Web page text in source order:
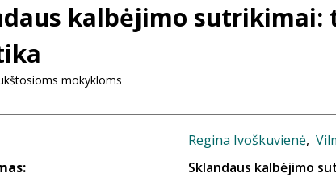
kalbėjimo sutrikimai:
mokykloms
Regina Ivoškuvienė,
Sklandaus kalbėjimo